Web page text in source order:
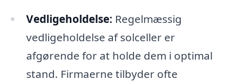
Vedligeholdelse: Regelmæssig
vedligeholdelse af solceller er
afgørende for at holde dem i optimal
stand. Firmaerne tilbyder ofte